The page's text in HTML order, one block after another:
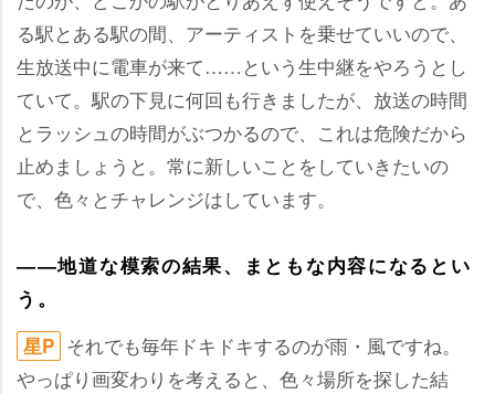
る駅とある駅の間、アーティストを乗せていいので、
生放送中に電車が来て……という生中継をやろうとし
ていて。駅の下見に何回も行きましたが、放送の時間
とラッシュの時間がぶつかるので、これは危険だから
止めましょうと。常に新しいことをしていきたいの
で、色々とチャレンジはしています。
――地道な模索の結果、まともな内容になるとい
う。
星P それでも毎年ドキドキするのが雨・風ですね。
っぱり画変わりを考えると、色々場所を探した結